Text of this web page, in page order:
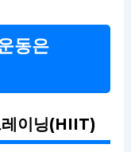
동은
이닝(HIIT)